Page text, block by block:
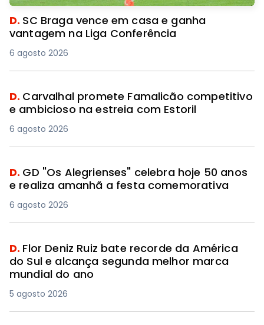
D. SC Braga vence em casa e ganha
vantagem na Liga Conferência
6 agosto 2026
D. Carvalhal promete Famalicão competitivo
e ambicioso na estreia com Estoril
6 agosto 2026
D. GD "Os Alegrienses" celebra hoje 50 anos
e realiza amanhã a festa comemorativa
6 agosto 2026
D. Flor Deniz Ruiz bate recorde da América
do Sul e alcança segunda melhor marca
mundial do ano
5 agosto 2026